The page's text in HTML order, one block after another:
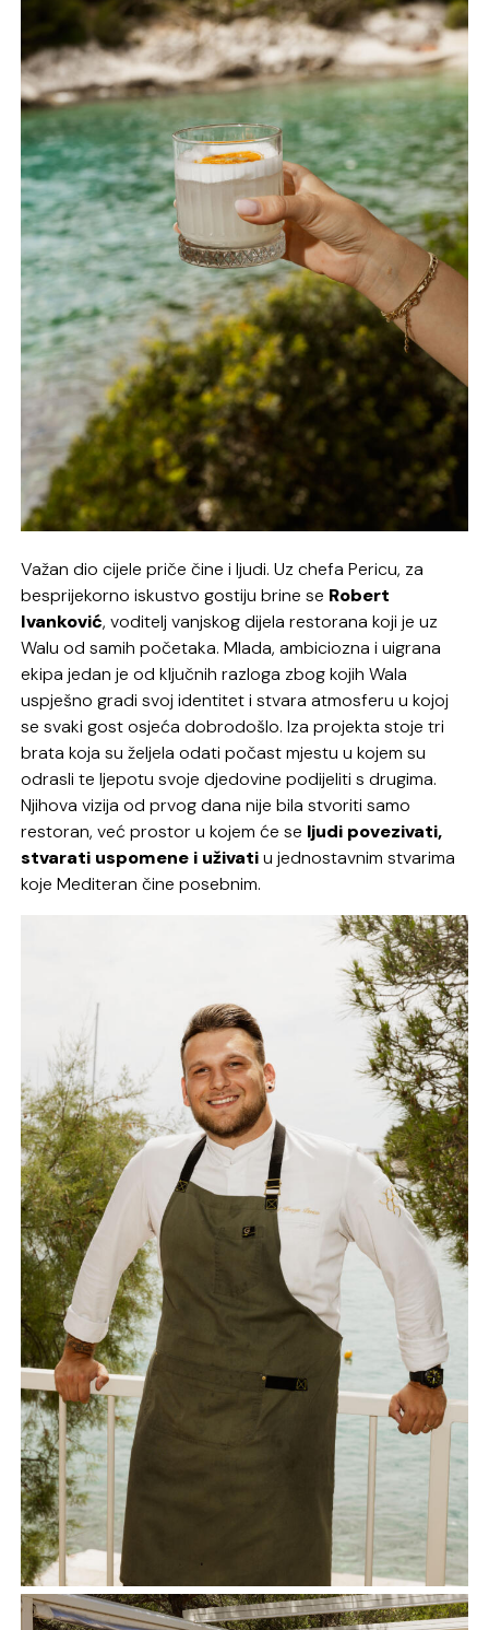
Važan dio cijele priče čine i ljudi. Uz chefa Pericu, za
besprijekorno iskustvo gostiju brine se Robert
Ivanković, voditelj vanjskog dijela restorana koji je uz
Walu od samih početaka. Mlada, ambiciozna i uigrana
ekipa jedan je od ključnih razloga zbog kojih Wala
uspješno gradi svoj identitet i stvara atmosferu u kojoj
se svaki gost osjeća dobrodošlo. Iza projekta stoje tri
brata koja su željela odati počast mjestu u kojem su
odrasli te ljepotu svoje djedovine podijeliti s drugima.
Njihova vizija od prvog dana nije bila stvoriti samo
restoran, već prostor u kojem će se ljudi povezivati,
stvarati uspomene i uživatiu jednostavnim stvarima
koje Mediteran čine posebnim.